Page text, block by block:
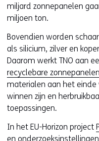
t
miljard zonnepanelen
miljoen ton.
Bovendien worden
als silicium, zilver en
Daarom werkt TNO aan
recyclebare zonnepanelen
materialen aan het
winnen zijn en
toepassingen.
In het EU-Horizon project
en